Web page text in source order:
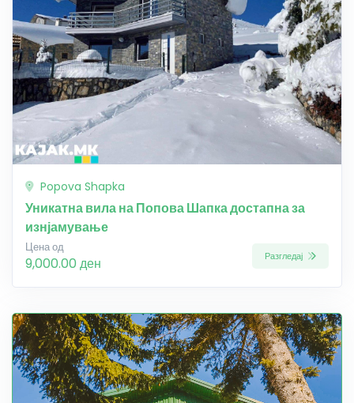
Popova Shapka
Уникатна вила на Попова Шапка достапна за
изнјамување
Цена од
9,000.00 ден Разгледај